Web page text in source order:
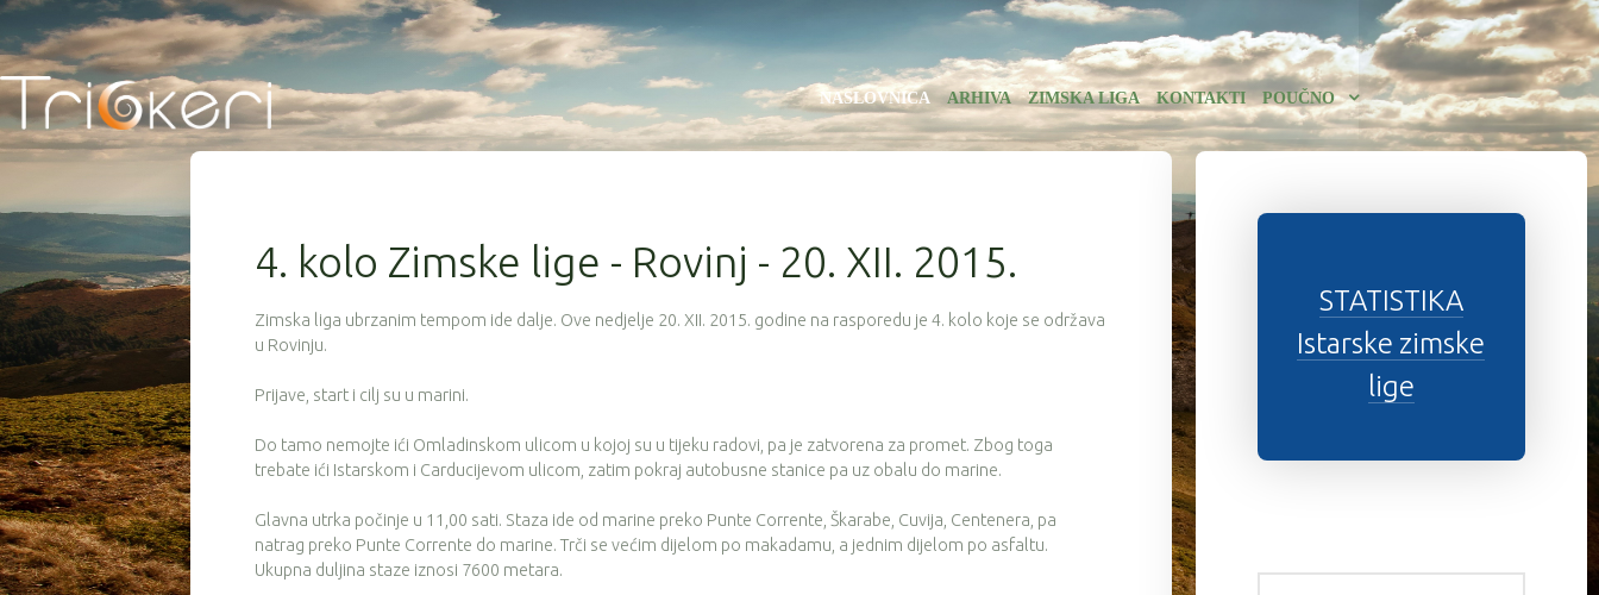
NASLOVNICA ARHIVA ZIMSKA LIGA KONTAKTI POUČNO
4. kolo Zimske lige - Rovinj - 20. XII. 2015.
Zimska liga ubrzanim tempom ide dalje. Ove nedjelje 20. XII. 2015. godine na rasporedu je 4. kolo koje se održava
u Rovinju.
Prijave, start i cilj su u marini.
Do tamo nemojte ići Omladinskom ulicom u kojoj su u tijeku radovi, pa je zatvorena za promet. Zbog toga
trebate ići Istarskom i Carducijevom ulicom, zatim pokraj autobusne stanice pa uz obalu do marine.
Glavna utrka počinje u 11,00 sati. Staza ide od marine preko Punte Corrente, Škarabe, Cuvija, Centenera, pa
natrag preko Punte Corrente do marine. Trči se većim dijelom po makadamu, a jednim dijelom po asfaltu.
Ukupna duljina staze iznosi 7600 metara.
STATISTIKA
Istarske zimske
lige